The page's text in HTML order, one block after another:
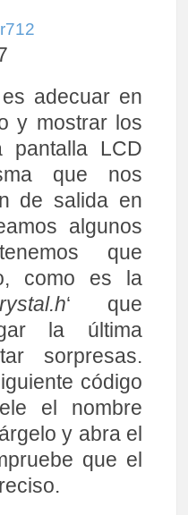
adecuar en
y mostrar los
pantalla LCD
que nos
de salida en
algunos
que
como es la
‘ que
la última
sorpresas.
código
el nombre
y abra el
que el